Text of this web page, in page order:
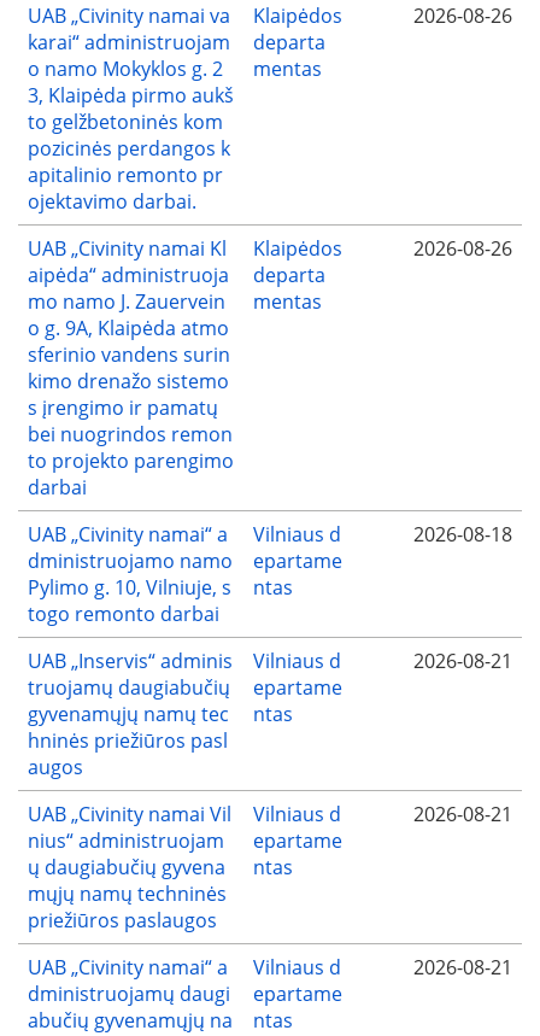
UAB „Civinity namai va
karai“ administruojam
o namo Mokyklos g. 2
3, Klaipėda pirmo aukš
to gelžbetoninės kom
pozicinės perdangos k
apitalinio remonto pr
ojektavimo darbai.
Klaipėdos
departa
mentas
2026-08-26
UAB „Civinity namai Kl
aipėda“ administruoja
mo namo J. Zauervein
o g. 9A, Klaipėda atmo
sferinio vandens surin
kimo drenažo sistemo
s įrengimo ir pamatų
bei nuogrindos remon
to projekto parengimo
darbai
Klaipėdos
departa
mentas
2026-08-26
UAB „Civinity namai“ a
dministruojamo namo
Pylimo g. 10, Vilniuje, s
togo remonto darbai
Vilniaus d
epartame
ntas
2026-08-18
UAB „Inservis“ adminis
truojamų daugiabučių
gyvenamųjų namų tec
hninės priežiūros pasl
augos
Vilniaus d
epartame
ntas
2026-08-21
UAB „Civinity namai Vil
nius“ administruojam
ų daugiabučių gyvena
mųjų namų techninės
priežiūros paslaugos
Vilniaus d
epartame
ntas
2026-08-21
UAB „Civinity namai“ a
dministruojamų daugi
abučių gyvenamųjų na
Vilniaus d
epartame
ntas
2026-08-21